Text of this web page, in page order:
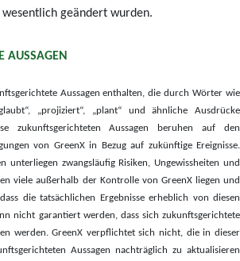
geändert wurden.
AUSSAGEN
Aussagen enthalten, die durch Wörter wie
„projiziert“, „plant“ und ähnliche Ausdrücke
zukunftsgerichteten Aussagen beruhen auf den
von GreenX in Bezug auf zukünftige Ereignisse.
unterliegen zwangsläufig Risiken, Ungewissheiten und
viele außerhalb der Kontrolle von GreenX liegen und
die tatsächlichen Ergebnisse erheblich von diesen
nicht garantiert werden, dass sich zukunftsgerichtete
werden. GreenX verpflichtet sich nicht, die in dieser
Aussagen nachträglich zu aktualisieren